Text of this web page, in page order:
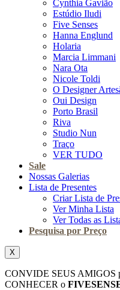
Cynthia Gavião
Estúdio Iludi
Five Senses
Hanna Englund
Holaria
Marcia Limmani
Nara Ota
Nicole Toldi
O Designer
Oui Design
Porto Brasil
Riva
Studio Nun
Traço
VER TUDO
Sale
Nossas Galerias
Lista de Presentes
Criar Lista de
Ver Minha Lista
Ver Todas as
Pesquisa por Preço
X
CONVIDE SEUS AMIGOS
CONHECER o